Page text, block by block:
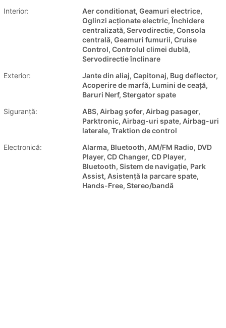
Interior:
Aer conditionat, Geamuri electrice,
Oglinzi acționate electric, Închidere
centralizată, Servodirectie, Consola
centrală, Geamuri fumurii, Cruise
Control, Controlul climei dublă,
Servodirectie înclinare
Exterior:
Jante din aliaj, Capitonaj, Bug deflector,
Acoperire de marfă, Lumini de ceață,
Baruri Nerf, Stergator spate
Siguranţă:
ABS, Airbag șofer, Airbag pasager,
Parktronic, Airbag-uri spate, Airbag-uri
laterale, Traktion de control
Electronică:
Alarma, Bluetooth, AM/FM Radio, DVD
Player, CD Changer, CD Player,
Bluetooth, Sistem de navigaţie, Park
Assist, Asistență la parcare spate,
Hands-Free, Stereo/bandă